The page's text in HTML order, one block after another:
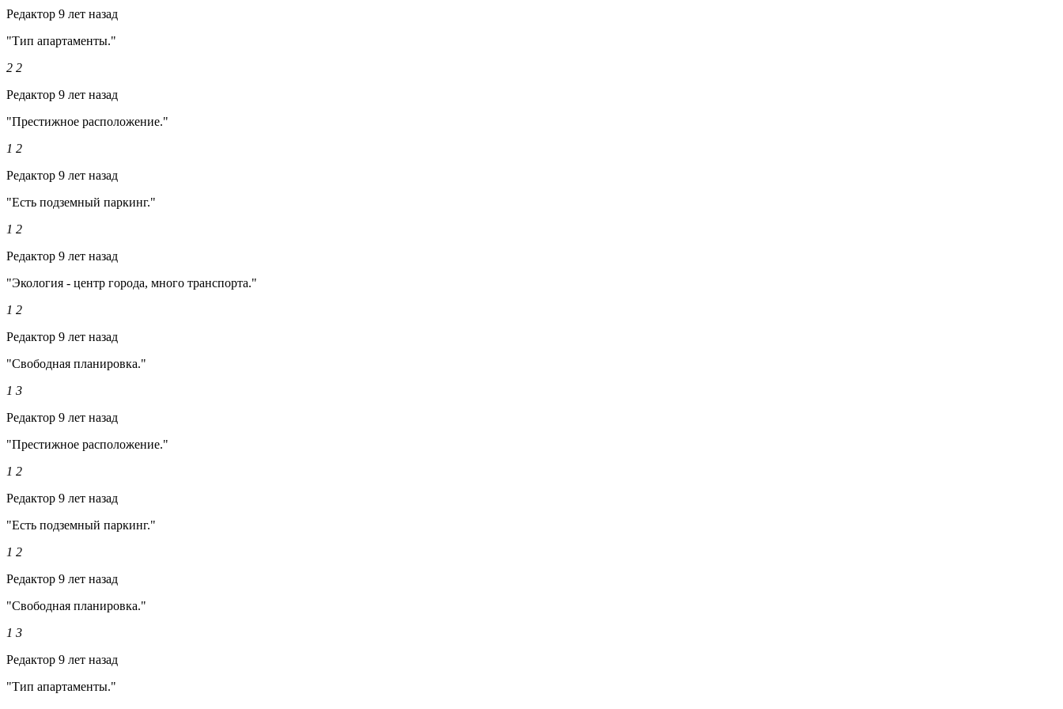
Редактор 9 лет назад
"Тип апартаменты."
2 2
Редактор 9 лет назад
"Престижное расположение."
1 2
Редактор 9 лет назад
"Есть подземный паркинг."
1 2
Редактор 9 лет назад
"Экология - центр города, много транспорта."
1 2
Редактор 9 лет назад
"Свободная планировка."
1 3
Редактор 9 лет назад
"Престижное расположение."
1 2
Редактор 9 лет назад
"Есть подземный паркинг."
1 2
Редактор 9 лет назад
"Свободная планировка."
1 3
Редактор 9 лет назад
"Тип апартаменты."